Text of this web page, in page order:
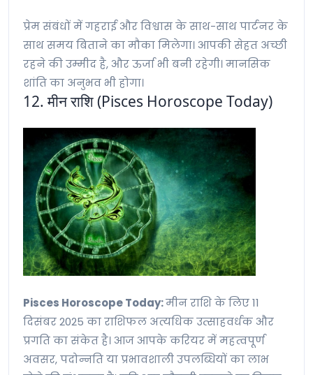
प्रेम संबंधों में गहराई और विश्वास के साथ-साथ पार्टनर के
साथ समय बिताने का मौका मिलेगा। आपकी सेहत अच्छी
रहने की उम्मीद है, और ऊर्जा भी बनी रहेगी। मानसिक
शांति का अनुभव भी होगा।
12. मीन राशि (Pisces Horoscope Today)
Pisces Horoscope Today:मीन राशि के लिए 11
दिसंबर 2025 का राशिफल अत्यधिक उत्साहवर्धक और
प्रगति का संकेत है। आज आपके करियर में महत्वपूर्ण
अवसर, पदोन्नति या प्रभावशाली उपलब्धियों का लाभ